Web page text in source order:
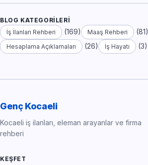
BLOG KATEGORILERI
İş İlanları Rehberi
(169) Maaş Rehberi (81)
Hesaplama Açıklamaları (26) İş Hayatı (3)
Genç Kocaeli
Kocaeli iş ilanları, eleman arayanlar ve firma
rehberi
KEŞFET